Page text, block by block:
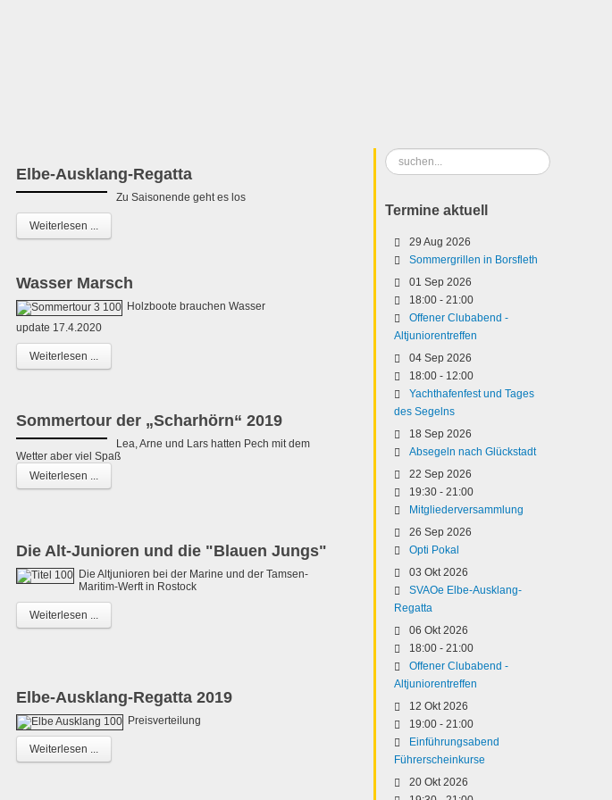
Elbe-Ausklang-Regatta
Zu Saisonende geht es los
Weiterlesen ...
Wasser Marsch
Holzboote brauchen Wasser
update 17.4.2020
Weiterlesen ...
Sommertour der „Scharhörn“ 2019
Lea, Arne und Lars hatten Pech mit dem
Wetter aber viel Spaß
Weiterlesen ...
Die Alt-Junioren und die "Blauen Jungs"
Die Altjunioren bei der Marine und der Tamsen-
Maritim-Werft in Rostock
Weiterlesen ...
Elbe-Ausklang-Regatta 2019
Preisverteilung
Weiterlesen ...
Suchen
...
Termine aktuell
29 Aug 2026
Sommergrillen in Borsfleth
01 Sep 2026
18:00 - 21:00
Offener Clubabend -
Altjuniorentreffen
04 Sep 2026
18:00 - 12:00
Yachthafenfest und Tages
des Segelns
18 Sep 2026
Absegeln nach Glückstadt
22 Sep 2026
19:30 - 21:00
Mitgliederversammlung
26 Sep 2026
Opti Pokal
03 Okt 2026
SVAOe Elbe-Ausklang-
Regatta
06 Okt 2026
18:00 - 21:00
Offener Clubabend -
Altjuniorentreffen
12 Okt 2026
19:00 - 21:00
Einführungsabend
Führerscheinkurse
20 Okt 2026